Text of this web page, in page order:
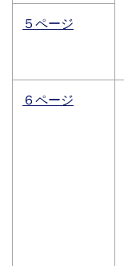
５ページ
６ページ